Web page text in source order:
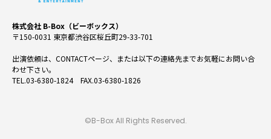
株式会社 B-Box（ビーボックス）
〒150-0031 東京都渋谷区桜丘町29-33-701
出演依頼は、CONTACTページ、または以下の連絡先までお気軽にお問い合
わせ下さい。
TEL.03-6380-1824 FAX.03-6380-1826
©B-Box All Rights Reserved.